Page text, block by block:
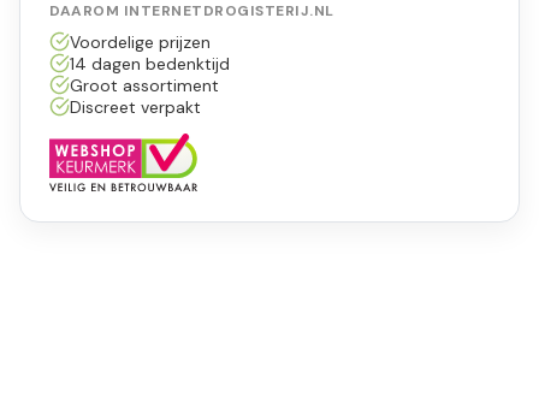
DAAROM INTERNETDROGISTERIJ.NL
Voordelige prijzen
14 dagen bedenktijd
Groot assortiment
Discreet verpakt